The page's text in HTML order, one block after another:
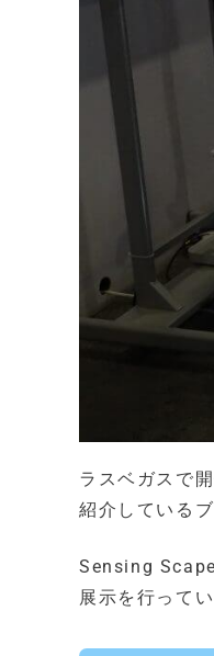
ラスベガスで
紹介している
Sensing
展示を行